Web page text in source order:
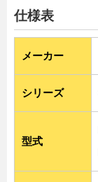
仕様表
メーカー
シリーズ
型式